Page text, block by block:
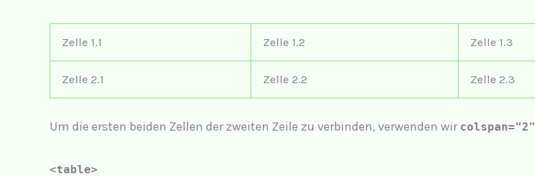
Zelle 1.1 Zelle 1.2 Zelle 1.3
Zelle 2.1 Zelle 2.2 Zelle 2.3
Um die ersten beiden Zellen der zweiten Zeile zu verbinden, verwenden wir colspan="2"
<table>